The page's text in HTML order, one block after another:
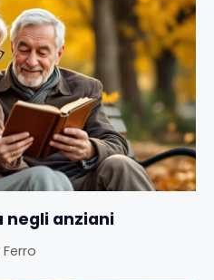
negli anziani